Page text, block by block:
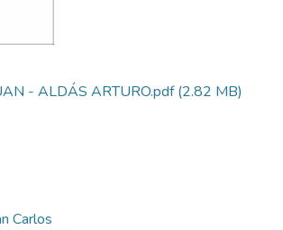
- ALDÁS ARTURO.pdf(2.82 MB)
Carlos